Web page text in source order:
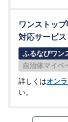
ワンストッ
対応サービス
ふるなびワン
自治体マイペ
詳しくはオン
い。